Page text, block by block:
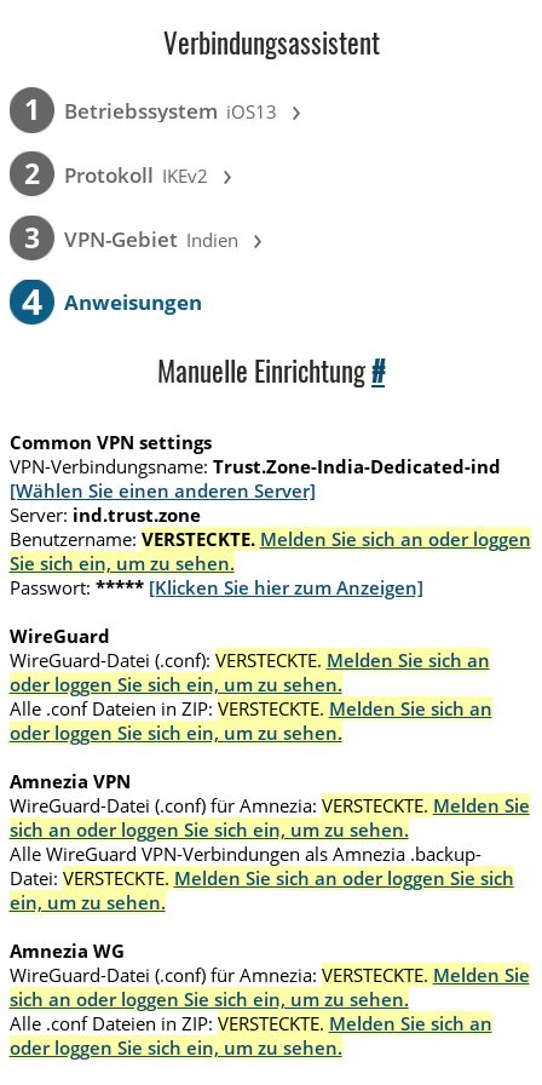
Verbindungsassistent
1 Betriebssystem iOS13 ›
2 Protokoll IKEv2 ›
3 VPN-Gebiet Indien ›
4 Anweisungen
Manuelle Einrichtung#
Common VPN settings
VPN-Verbindungsname: Trust.Zone-India-Dedicated-ind
[Wählen Sie einen anderen Server]
Server: ind.trust.zone
Benutzername: VERSTECKTE. Melden Sie sich an oder loggen
Sie sich ein, um zu sehen.
Passwort: ***** [Klicken Sie hier zum Anzeigen]
WireGuard
WireGuard-Datei (.conf): VERSTECKTE. Melden Sie sich an
oder loggen Sie sich ein, um zu sehen.
Alle .conf Dateien in ZIP: VERSTECKTE. Melden Sie sich an
oder loggen Sie sich ein, um zu sehen.
Amnezia VPN
WireGuard-Datei (.conf) für Amnezia: VERSTECKTE. Melden Sie
sich an oder loggen Sie sich ein, um zu sehen.
Alle WireGuard VPN-Verbindungen als Amnezia .backup-
Datei: VERSTECKTE. Melden Sie sich an oder loggen Sie sich
ein, um zu sehen.
Amnezia WG
WireGuard-Datei (.conf) für Amnezia: VERSTECKTE. Melden Sie
sich an oder loggen Sie sich ein, um zu sehen.
Alle .conf Dateien in ZIP: VERSTECKTE. Melden Sie sich an
oder loggen Sie sich ein, um zu sehen.